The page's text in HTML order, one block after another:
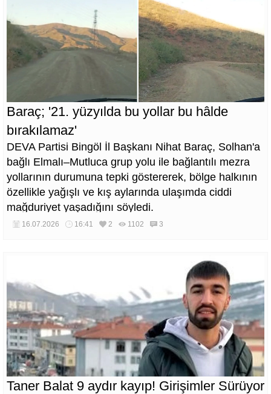
Baraç; '21. yüzyılda bu yollar bu hâlde
bırakılamaz'
DEVA Partisi Bingöl İl Başkanı Nihat Baraç, Solhan'a
bağlı Elmalı–Mutluca grup yolu ile bağlantılı mezra
yollarının durumuna tepki göstererek, bölge halkının
özellikle yağışlı ve kış aylarında ulaşımda ciddi
mağduriyet yaşadığını söyledi.
16.07.2026 16:41 2 1102 3
Taner Balat 9 aydır kayıp! Girişimler Sürüyor